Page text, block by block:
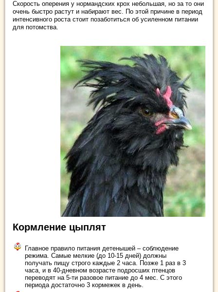
Скорость оперения у нормандских крох небольшая, но за то они
очень быстро растут и набирают вес. По этой причине в период
интенсивного роста стоит позаботиться об усиленном питании
для потомства.
Кормление цыплят
Главное правило питания детенышей – соблюдение
режима. Самые мелкие (до 10-15 дней) должны
получать пищу строго каждые 2 часа. Позже 1 раз в 3
часа, и в 40-дневном возрасте подросших птенцов
переводят на 5-ти разовое питание до 4 мес. С этого
периода достаточно 3 кормежек в день.